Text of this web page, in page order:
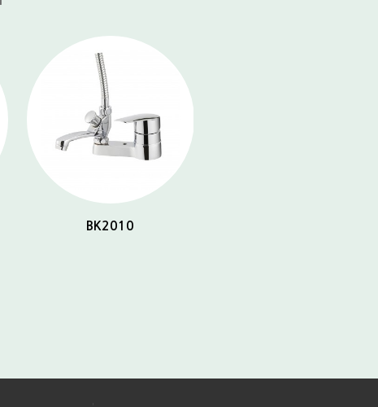
BK2010